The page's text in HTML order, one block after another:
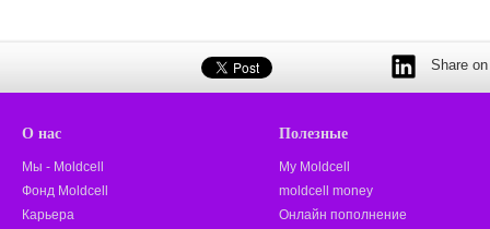
Share
О нас
Мы - Moldcell
Фонд Moldcell
Карьера
Полезные
My Moldcell
moldcell money
Онлайн пополнение